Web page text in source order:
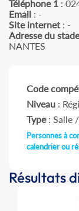
Téléphone 1 :
Email : -
Site internet : -
Adresse du stade
NANTES
Code
Niveau :
Type: Salle
Personnes à
calendrier ou
Résultats